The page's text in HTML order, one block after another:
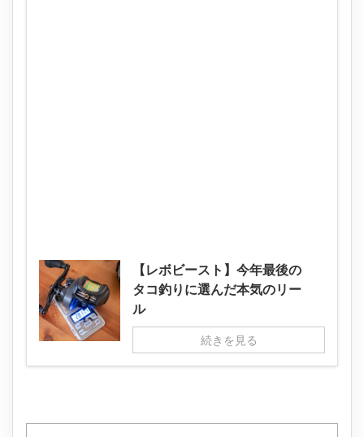
【レボビースト】今年最後の
タコ釣りに選んだ本気のリー
ル
続きを見る